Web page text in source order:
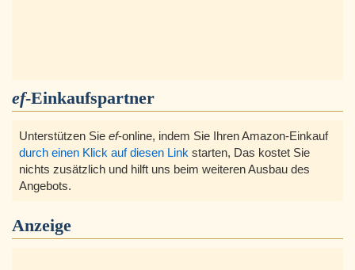
ef-Einkaufspartner
Unterstützen Sie ef-online, indem Sie Ihren Amazon-Einkauf
durch einen Klick auf diesen Link starten, Das kostet Sie
nichts zusätzlich und hilft uns beim weiteren Ausbau des
Angebots.
Anzeige